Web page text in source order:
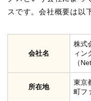
スです。会社概要は以
会社名
株式
ィン
（
所在地
東京
町フ